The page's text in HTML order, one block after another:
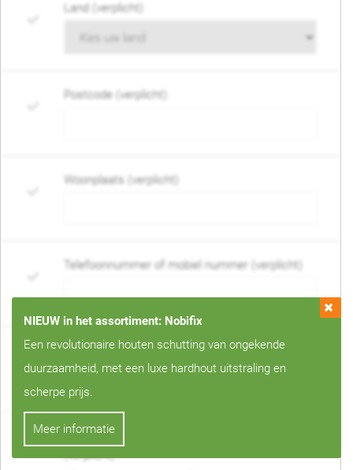
Land (verplicht)
Postcode (verplicht)
Woonplaats (verplicht)
Telefoonnummer of mobiel nummer (verplicht)
E-mail adres (verplicht)
Wanneer mag de schutting geplaatst worden?
(verplicht)
NIEUW in het assortiment: Nobifix
Een revolutionaire houten schutting van ongekende
duurzaamheid, met een luxe hardhout uitstraling en
scherpe prijs.
Meer informatie